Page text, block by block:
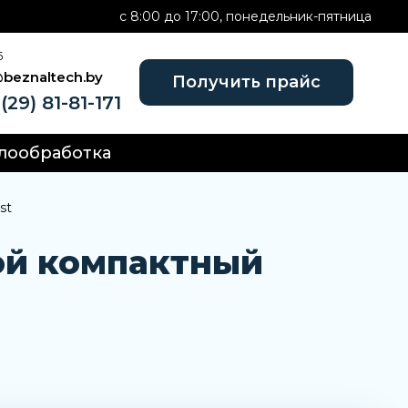
c 8:00 до 17:00, понедельник-пятница
81-81-171
Получить прайс
компактный